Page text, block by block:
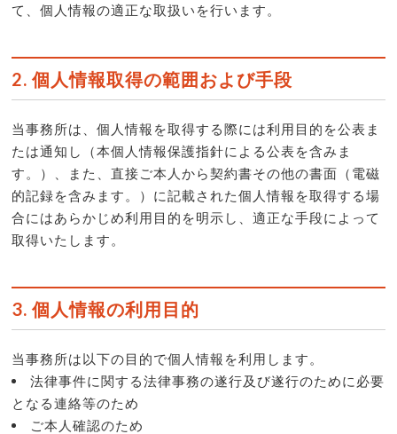
て、個人情報の適正な取扱いを行います。
2. 個人情報取得の範囲および手段
当事務所は、個人情報を取得する際には利用目的を公表ま
たは通知し（本個人情報保護指針による公表を含みま
す。）、また、直接ご本人から契約書その他の書面（電磁
的記録を含みます。）に記載された個人情報を取得する場
合にはあらかじめ利用目的を明示し、適正な手段によって
取得いたします。
3. 個人情報の利用目的
当事務所は以下の目的で個人情報を利用します。
法律事件に関する法律事務の遂行及び遂行のために必要
となる連絡等のため
ご本人確認のため